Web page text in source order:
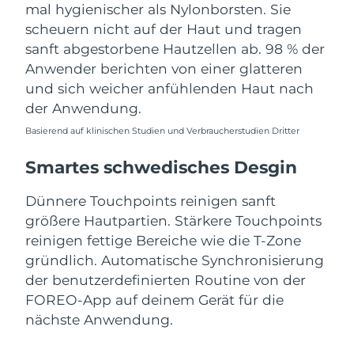
mal hygienischer als Nylonborsten. Sie
scheuern nicht auf der Haut und tragen
sanft abgestorbene Hautzellen ab. 98 % der
Anwender berichten von einer glatteren
und sich weicher anfühlenden Haut nach
der Anwendung.
Basierend auf klinischen Studien und Verbraucherstudien Dritter
Smartes schwedisches Desgin
Dünnere Touchpoints reinigen sanft
größere Hautpartien. Stärkere Touchpoints
reinigen fettige Bereiche wie die T-Zone
gründlich. Automatische Synchronisierung
der benutzerdefinierten Routine von der
FOREO-App auf deinem Gerät für die
nächste Anwendung.